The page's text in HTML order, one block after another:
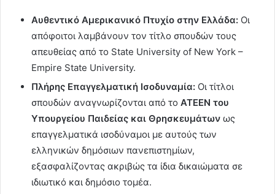
Αυθεντικό Αμερικανικό Πτυχίο στην Ελλάδα: Οι
απόφοιτοι λαμβάνουν τον τίτλο σπουδών τους
απευθείας από το State University of New York –
Empire State University.
Πλήρης Επαγγελματική Ισοδυναμία: Οι τίτλοι
σπουδών αναγνωρίζονται από το ΑΤΕΕΝ του
Υπουργείου Παιδείας και Θρησκευμάτων ως
επαγγελματικά ισοδύναμοι με αυτούς των
ελληνικών δημόσιων πανεπιστημίων,
εξασφαλίζοντας ακριβώς τα ίδια δικαιώματα σε
ιδιωτικό και δημόσιο τομέα.